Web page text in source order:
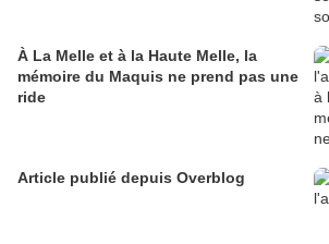
À La Melle et à la Haute Melle, la
mémoire du Maquis ne prend pas une
ride
Article publié depuis Overblog